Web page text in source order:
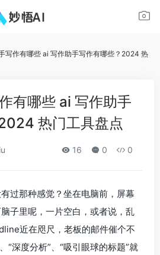
写作有哪些 ai 写作助手写作有哪些？2024 热
有哪些 ai 写作助手
热门工具盘点
16 0 0
过那种感觉？坐在电脑前，屏幕
子里呢，一片空白，或者说，乱
近在咫尺，老板的邮件催个不
“深度分析”、“吸引眼球的标题”就